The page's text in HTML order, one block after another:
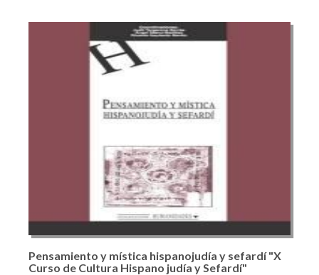
Pensamiento y mística hispanojudía y sefardí "X
Curso de Cultura Hispano judía y Sefardí"